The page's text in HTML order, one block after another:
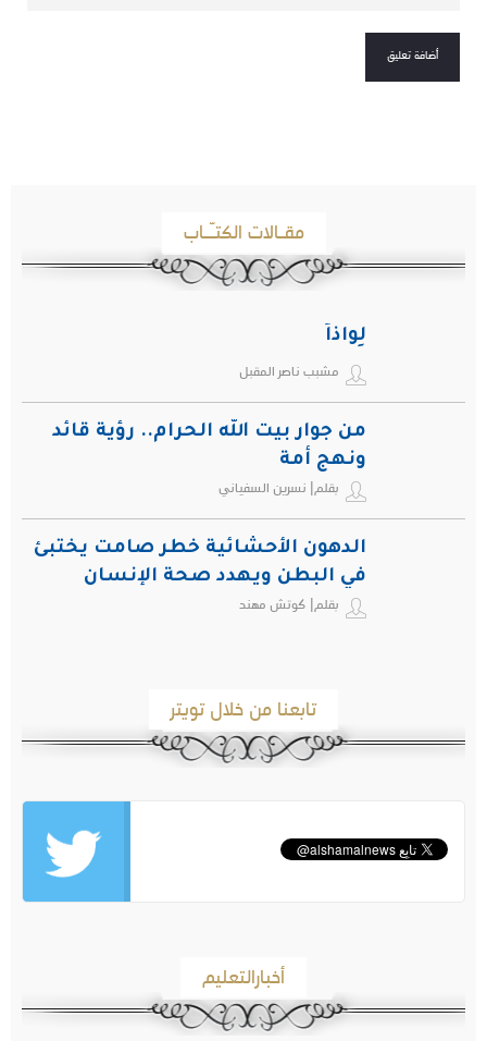
مقـالات الكتـّـاب
لِواذاً
مشبب ناصر المقبل
من جوار بيت الله الحرام.. رؤية قائد
ونهج أمة
بقلم| نسرين السفياني
الدهون الأحشائية خطر صامت يختبئ
في البطن ويهدد صحة الإنسان
بقلم| كوتش مهند
تابعنا من خلال تويتر
أخبارالتعليم